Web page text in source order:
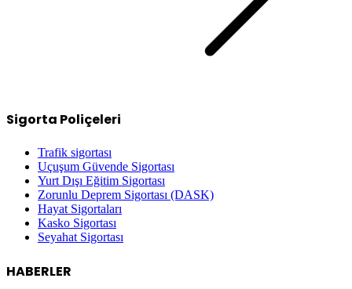
Sigorta Poliçeleri
Trafik sigortası
Uçuşum Güvende Sigortası
Yurt Dışı Eğitim Sigortası
Zorunlu Deprem Sigortası (DASK)
Hayat Sigortaları
Kasko Sigortası
Seyahat Sigortası
HABERLER